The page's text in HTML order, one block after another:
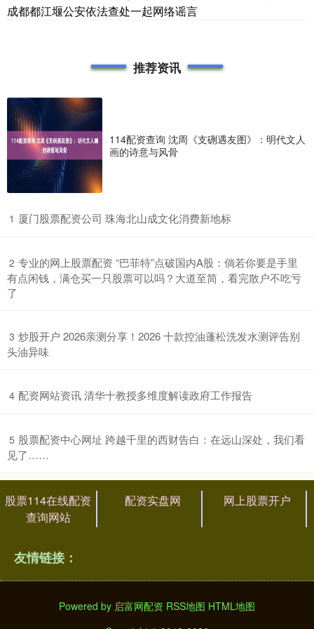
成都都江堰公安依法查处一起网络谣言
推荐资讯
114配资查询 沈周《支硎遇友图》：明代文人
画的诗意与风骨
1 ​厦门股票配资公司 珠海北山成文化消费新地标
2 ​专业的网上股票配资 “巴菲特”点破国内A股：倘若你要是手里
有点闲钱，满仓买一只股票可以吗？大道至简，看完散户不吃亏
了
3 ​炒股开户 2026亲测分享！2026 十款控油蓬松洗发水测评告别
头油异味
4 ​配资网站资讯 清华十教授多维度解读政府工作报告
5 ​股票配资中心网址 跨越千里的西财告白：在远山深处，我们看
见了……
股票114在线配资
查询网站
配资实盘网 网上股票开户
友情链接：
Powered by 启富网配资 RSS地图 HTML地图